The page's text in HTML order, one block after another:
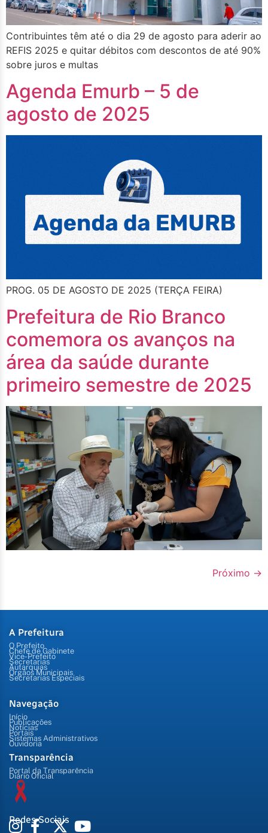
Contribuintes têm até o dia 29 de agosto para aderir ao
REFIS 2025 e quitar débitos com descontos de até 90%
sobre juros e multas
Agenda Emurb – 5 de
agosto de 2025
PROG. 05 DE AGOSTO DE 2025 (TERÇA FEIRA)
Prefeitura de Rio Branco
comemora os avanços na
área da saúde durante
primeiro semestre de 2025
Próximo →
A Prefeitura
O Prefeito
Chefe de Gabinete
Vice-Prefeito
Secretarias
Autarquias
Órgãos Municipais
Secretarias Especiais
Navegação
Início
Publicações
Notícias
Portais
Sistemas Administrativos
Ouvidoria
Transparência
Portal da Transparência
Diário Oficial
Redes Sociais